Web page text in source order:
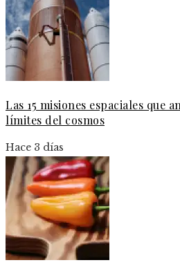
Las 15 misiones espaciales que
límites del cosmos
Hace 3 días